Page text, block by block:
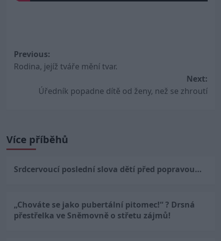
Post
navigation
Previous:
Rodina, jejíž tváře mění tvar.
Next:
Úředník popadne dítě od ženy, než se zhroutí
Více příběhů
Srdcervoucí poslední slova dětí před popravou…
„Chováte se jako pubertální pitomec!“ ? Drsná
přestřelka ve Sněmovně o střetu zájmů!